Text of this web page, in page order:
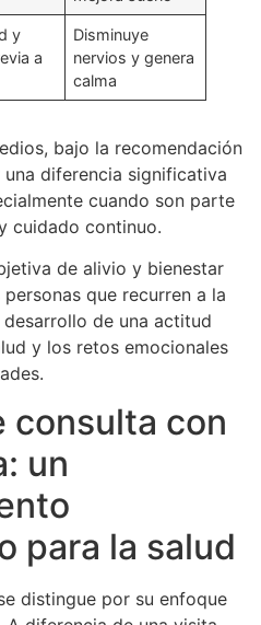
y
a
Disminuye
nervios y genera
calma
bajo la recomendación
diferencia significativa
cuando son parte
cuidado continuo.
de alivio y bienestar
que recurren a la
de una actitud
y los retos emocionales
consulta con
un
para la salud
distingue por su enfoque